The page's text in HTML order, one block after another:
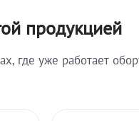
продукцией
где уже работает